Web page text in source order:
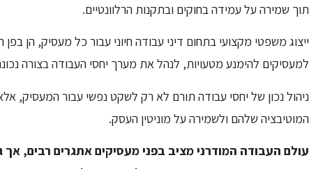
תוך שמירה על עמידה בחוקים ובתקנות הרלוונטיים.
ייצוג משפטי מקצועי בתחום דיני עבודה חיוני עבור כל מעסיק, הן
למעסיקים להימנע מטעויות, לנהל את מערך יחסי העבודה בצורה
ניהול נכון של יחסי עבודה תורם לא רק לשקט נפשי עבור המעסיק,
המוטיבציה שלהם ולשמירה על מוניטין העסק.
עולם העבודה המודרני מציב בפני מעסיקים אתגרים רבים, אך